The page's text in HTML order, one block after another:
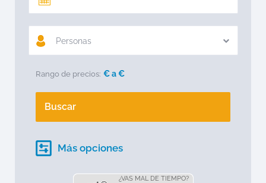
Personas
Rango de precios: € a€
Buscar
Más opciones
¿VAS MAL DE TIEMPO?